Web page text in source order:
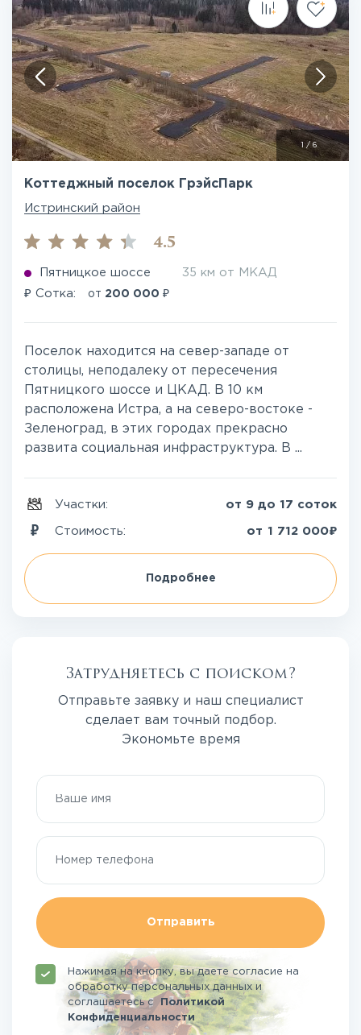
/6
Коттеджный поселок ГрэйсПарк
Истринский район
4.5
Пятницкое шоссе 35 км от МКАД
₽ Сотка: от 200 000 ₽
Поселок находится на север-западе от
столицы, неподалеку от пересечения
Пятницкого шоссе и ЦКАД. В 10 км
расположена Истра, а на северо-востоке -
Зеленоград, в этих городах прекрасно
развита социальная инфраструктура. В ...
Участки: от 9 до 17 соток
Стоимость: от 1 712 000₽
Подробнее
Затрудняетесь с поиском?
Отправьте заявку и наш специалист
сделает вам точный подбор.
Экономьте время
Отправить
Нажимая на кнопку, вы даете согласие на
обработку персональных данных и
соглашаетесьсПолитикой
Конфиденциальности